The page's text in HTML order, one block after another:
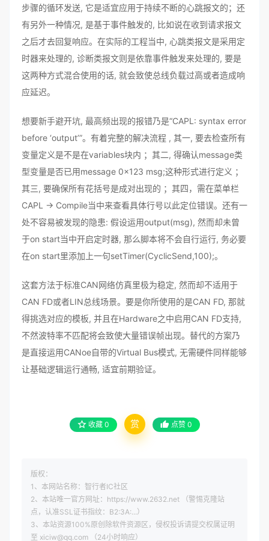
步骤的循环发送, 它是适宜应用于持续不断的心跳报文的；还
有另外一种情况, 是基于事件触发的, 比如说在收到请求报文
之后才去回复响应。在实际的工程当中, 心跳类报文是采用定
时器来处理的, 诊断类报文则是依靠事件触发来处理的, 要是
这两种方式混合使用的话, 就会致使总线负载过高或者造成响
应延迟。
想要新手避开坑, 最高频出现的报错乃是“CAPL: syntax error
before ‘output’”。有着完整的解决流程 , 其一, 要去检查所有
变量定义是不是在variables块内 ；其二, 得确认message类
型变量是否已用message 0x123 msg;这种形式进行定义 ；
其三, 要确保所有花括号是成对出现的 ；其四，需在菜单栏
CAPL -> Compile当中来查看具体行号以此定位错误。还有一
处不容易被发现的隐患: 假设运用output(msg), 然而却未曾
于on start当中开启定时器, 那么脚本将不会自行运行, 务必要
在on start里添加上一句setTimer(CyclicSend,100);。
这套方法于标准CAN网络仿真里极为稳定, 然而却不适用于
CAN FD或者LIN总线场景。要是你所使用的是CAN FD, 那就
得挑选对应的模板, 并且在Hardware之中启用CAN FD支持,
不然波特率不匹配将会致使大量错误帧出现。替代的方案乃
是直接运用CANoe自带的Virtual Bus模式, 无需硬件同样能够
让基础逻辑运行通畅, 适宜前期验证。
收藏 0 赏 点赞 0
版权：
1、本网站名称：智行者IC社区
2、本站唯一官方网址：https://www.2632.net （警惕克隆站
点，认准SSL证书指纹：B2:3A:...）
3、本站资源100%原创除软件资源区，侵权投诉请提交权属证明
至 xiciw@qq.com （24小时响应）